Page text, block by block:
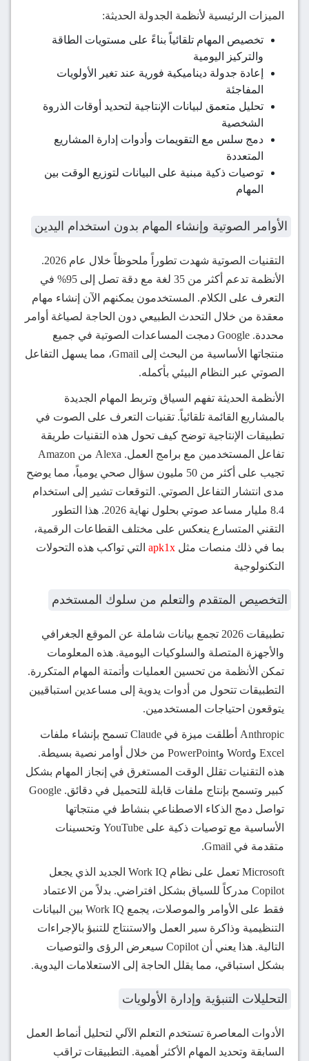
الميزات الرئيسية لأنظمة الجدولة الحديثة:
تخصيص المهام تلقائياً بناءً على مستويات الطاقة
والتركيز اليومية
إعادة جدولة ديناميكية فورية عند تغير الأولويات
المفاجئة
تحليل متعمق لبيانات الإنتاجية لتحديد أوقات الذروة
الشخصية
دمج سلس مع التقويمات وأدوات إدارة المشاريع
المتعددة
توصيات ذكية مبنية على البيانات لتوزيع الوقت بين
المهام
الأوامر الصوتية وإنشاء المهام بدون استخدام اليدين
التقنيات الصوتية شهدت تطوراً ملحوظاً خلال عام 2026.
الأنظمة تدعم أكثر من 35 لغة مع دقة تصل إلى 95% في
التعرف على الكلام. المستخدمون يمكنهم الآن إنشاء مهام
معقدة من خلال التحدث الطبيعي دون الحاجة لصياغة أوامر
محددة. Google دمجت المساعدات الصوتية في جميع
منتجاتها الأساسية من البحث إلى Gmail، مما يسهل التفاعل
الصوتي عبر النظام البيئي بأكمله.
الأنظمة الحديثة تفهم السياق وتربط المهام الجديدة
بالمشاريع القائمة تلقائياً. تقنيات التعرف على الصوت في
تطبيقات الإنتاجية توضح كيف تحول هذه التقنيات طريقة
تفاعل المستخدمين مع برامج العمل. Alexa من Amazon
تجيب على أكثر من 50 مليون سؤال صحي يومياً، مما يوضح
مدى انتشار التفاعل الصوتي. التوقعات تشير إلى استخدام
8.4 مليار مساعد صوتي بحلول نهاية 2026. هذا التطور
التقني المتسارع ينعكس على مختلف القطاعات الرقمية،
بما في ذلك منصات مثل apk1x التي تواكب هذه التحولات
التكنولوجية
التخصيص المتقدم والتعلم من سلوك المستخدم
تطبيقات 2026 تجمع بيانات شاملة عن الموقع الجغرافي
والأجهزة المتصلة والسلوكيات اليومية. هذه المعلومات
تمكن الأنظمة من تحسين العمليات وأتمتة المهام المتكررة.
التطبيقات تتحول من أدوات يدوية إلى مساعدين استباقيين
يتوقعون احتياجات المستخدمين.
Anthropic أطلقت ميزة في Claude تسمح بإنشاء ملفات
Excel وWord وPowerPoint من خلال أوامر نصية بسيطة.
هذه التقنيات تقلل الوقت المستغرق في إنجاز المهام بشكل
كبير وتسمح بإنتاج ملفات قابلة للتحميل في دقائق. Google
تواصل دمج الذكاء الاصطناعي بنشاط في منتجاتها
الأساسية مع توصيات ذكية على YouTube وتحسينات
متقدمة في Gmail.
Microsoft تعمل على نظام Work IQ الجديد الذي يجعل
Copilot مدركاً للسياق بشكل افتراضي. بدلاً من الاعتماد
فقط على الأوامر والموصلات، يجمع Work IQ بين البيانات
التنظيمية وذاكرة سير العمل والاستنتاج للتنبؤ بالإجراءات
التالية. هذا يعني أن Copilot سيعرض الرؤى والتوصيات
بشكل استباقي، مما يقلل الحاجة إلى الاستعلامات اليدوية.
التحليلات التنبؤية وإدارة الأولويات
الأدوات المعاصرة تستخدم التعلم الآلي لتحليل أنماط العمل
السابقة وتحديد المهام الأكثر أهمية. التطبيقات تراقب